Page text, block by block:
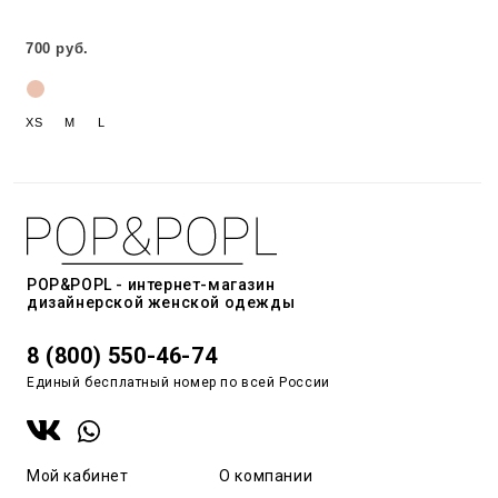
700 руб.
XS M L
POP&POPL - интернет-магазин
дизайнерской женской одежды
8 (800) 550-46-74
Единый бесплатный номер по всей России
Мой кабинет О компании